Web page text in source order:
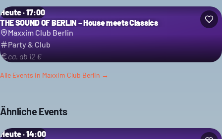
Heute · 17:00
THE SOUND OF BERLIN – House meets Classics
Maxxim Club Berlin
Party & Club
ca. ab 12 €
Alle Events in Maxxim Club Berlin →
Ähnliche Events
Heute · 14:00